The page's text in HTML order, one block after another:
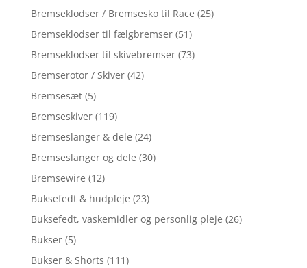
Bremseklodser / Bremsesko til Race (25)
Bremseklodser til fælgbremser (51)
Bremseklodser til skivebremser (73)
Bremserotor / Skiver (42)
Bremsesæt (5)
Bremseskiver (119)
Bremseslanger & dele (24)
Bremseslanger og dele (30)
Bremsewire (12)
Buksefedt & hudpleje (23)
Buksefedt, vaskemidler og personlig pleje (26)
Bukser (5)
Bukser & Shorts (111)